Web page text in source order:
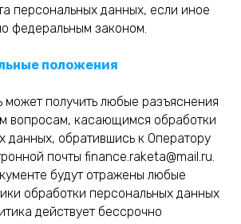
персональных данных, если иное
федеральным законом.
положения
может получить любые разъяснения
вопросам, касающимся обработки
данных, обратившись к Оператору
почты finance.raketa@mail.ru.
будут отражены любые
обработки персональных данных
действует бессрочно